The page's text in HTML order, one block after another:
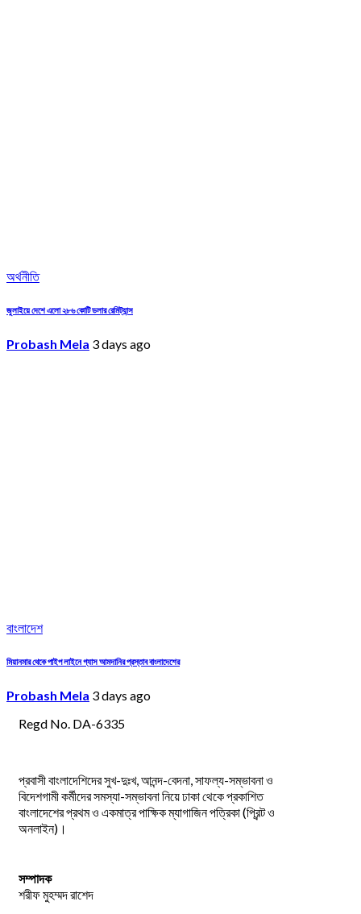
অর্থনীতি
জুলাইয়ে দেশে এলো ২৮৬ কোটি ডলার রেমিট্যান্স
Probash Mela 3 days ago
বাংলাদেশ
মিয়ানমার থেকে পাইপ লাইনে গ্যাস আমদানির প্রস্তাব বাংলাদেশের
Probash Mela 3 days ago
Regd No. DA-6335
প্রবাসী বাংলাদেশিদের সুখ-দুঃখ, আনন্দ-বেদনা, সাফল্য-সম্ভাবনা ও
বিদেশগামী কর্মীদের সমস্যা-সম্ভাবনা নিয়ে ঢাকা থেকে প্রকাশিত
বাংলাদেশের প্রথম ও একমাত্র পাক্ষিক ম্যাগাজিন পত্রিকা (প্রিন্ট ও
অনলাইন)।
সম্পাদক
শরীফ মুহম্মদ রাশেদ